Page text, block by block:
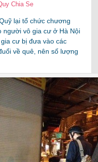
Chia Se
lại tổ chức chương
người vô gia cư ở Hà Nội
cư bị đưa vào các
về quê, nên số lượng